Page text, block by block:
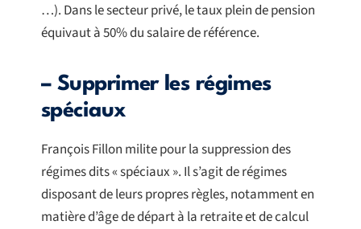
…). Dans le secteur privé, le taux plein de pension
équivaut à 50% du salaire de référence.
– Supprimer les régimes
spéciaux
François Fillon milite pour la suppression des
régimes dits « spéciaux ». Il s’agit de régimes
disposant de leurs propres règles, notamment en
matière d’âge de départ à la retraite et de calcul